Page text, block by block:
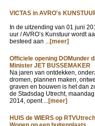
VICTAS in AVRO's
In de uitzending van 01 juni
uur / AVRO’s Kunstuur wordt
besteed aan ...[meer]
Officiele opening DOMunder
Minister JET BUSSEMAKER
Na jaren van ontdekken,
dromen, plannen maken,
graven en bouwen is het dan
de Stadsdag Utrecht,
2014, opent ...[meer]
HUIS de WIERS op